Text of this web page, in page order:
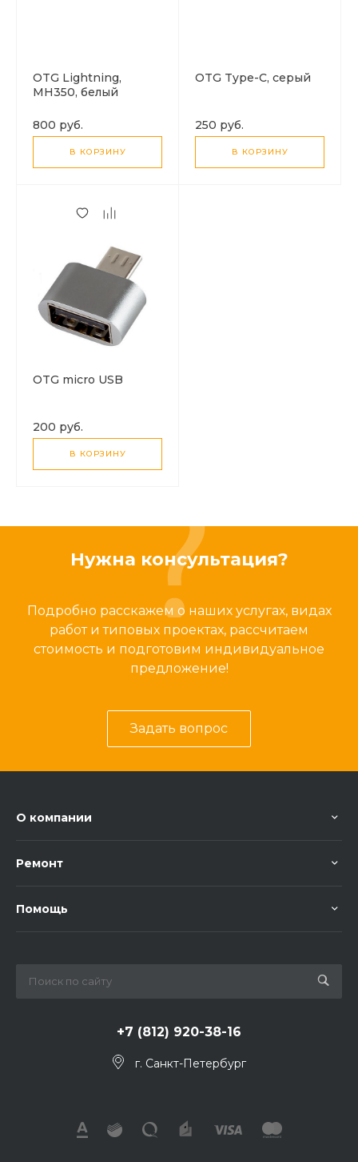
OTG Lightning,
МН350, белый
800 руб.
В КОРЗИНУ
OTG Type-C, серый
250 руб.
В КОРЗИНУ
OTG micro USB
200 руб.
В КОРЗИНУ
Нужна консультация?
Подробно расскажем о наших услугах, видах
работ и типовых проектах, рассчитаем
стоимость и подготовим индивидуальное
предложение!
Задать вопрос
О компании
Ремонт
Помощь
+7 (812) 920-38-16
г. Санкт-Петербург